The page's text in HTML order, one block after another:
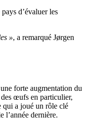
d’évaluer les
», a remarqué Jørgen
forte augmentation du
œufs en particulier,
qui a joué un rôle clé
l’année dernière.